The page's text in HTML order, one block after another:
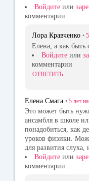
Войдите или
комментарии
Лора Кравченко •
Елена, а как быть
Войдите или
комментарии
ОТВЕТИТЬ
Елена Смага • 5 лет
Это может быть
ансамбля в школе
понадобиться, как
уроков физики.
для развития
Войдите или
комментарии